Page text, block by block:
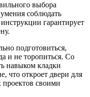
выбора
соблюдать
гарантирует
подготовиться,
и не торопиться. Со
навыком кладки
что откроет двери для
проектов своими